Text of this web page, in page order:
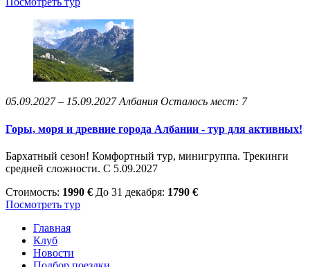
05.09.2027 – 15.09.2027 Албания Осталось мест: 7
Горы, моря и древние города Албании - тур для активных!
Бархатный сезон! Комфортный тур, минигруппа. Трекинги
средней сложности. С 5.09.2027
Стоимость: 1990 € До 31 декабря: 1790 €
Посмотреть тур
Главная
Клуб
Новости